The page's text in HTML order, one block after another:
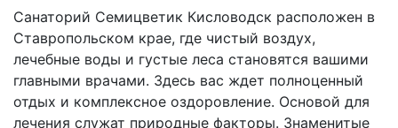
Санаторий Семицветик Кисловодск расположен в
Ставропольском крае, где чистый воздух,
лечебные воды и густые леса становятся вашими
главными врачами. Здесь вас ждет полноценный
отдых и комплексное оздоровление. Основой для
лечения служат природные факторы. Знаменитые